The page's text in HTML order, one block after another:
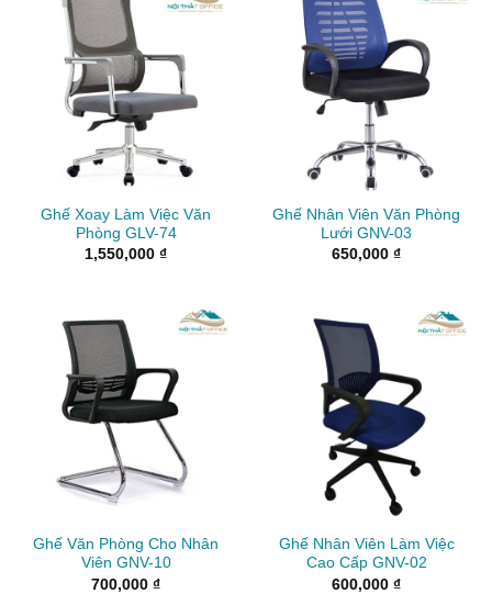
Ghế Xoay Làm Việc Văn
Phòng GLV-74
1,550,000 ₫
Ghế Nhân Viên Văn Phòng
Lưới GNV-03
650,000 ₫
Ghế Văn Phòng Cho Nhân
Viên GNV-10
700,000 ₫
Ghế Nhân Viên Làm Việc
Cao Cấp GNV-02
600,000 ₫